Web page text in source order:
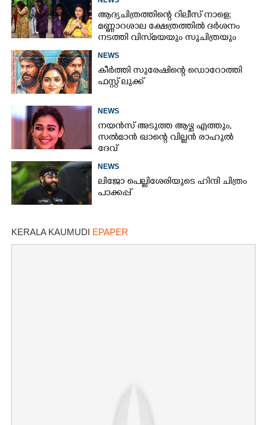
ആദ്യചിത്രത്തിന്റെ റിലീസ് നാളെ;
മണ്ണാറശാല ക്ഷേത്രത്തിൽ ദർശനം
നടത്തി വിസ്‌മയയും സുചിത്രയും
NEWS
കീർത്തി സുരേഷിന്റെ ഡൊറോത്തി
ഫസ്റ്റ് ലുക്ക്
NEWS
നയൻസ് അടുത്ത ആഴ്ച എത്തും,
സൽമാൻ ഖാന്റെ വില്ലൻ രാഹുൽ
ദേവ്
NEWS
ലിജോ പെല്ലിശേരിയുടെ ഹിന്ദി ചിത്രം
പാക്കപ്പ്
KERALA KAUMUDI EPAPER